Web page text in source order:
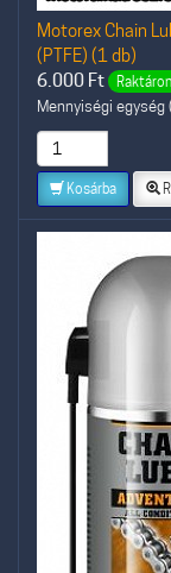
Motorex Chain
(PTFE) (1 db)
6.000 Ft
Mennyiségi
Kosárba